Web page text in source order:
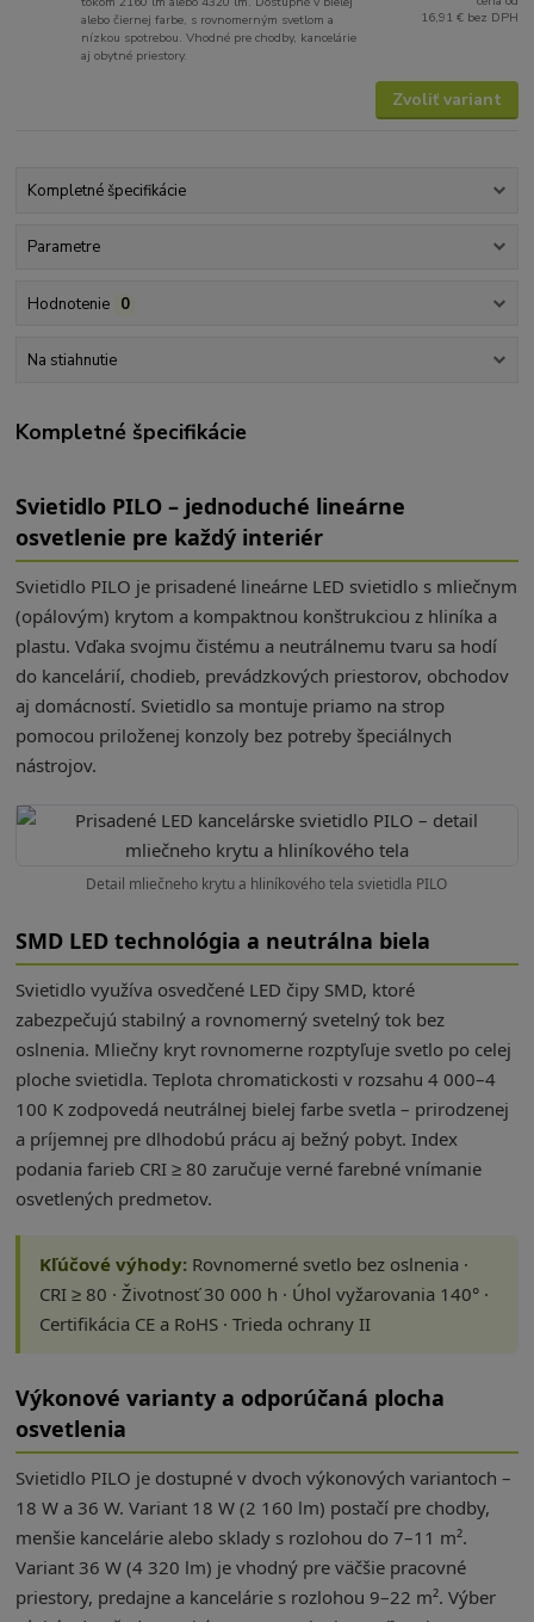
alebo čiernej farbe, s rovnomerným svetlom a
nízkou spotrebou. Vhodné pre chodby, kancelárie
aj obytné priestory.
16,91 € bez DPH
Zvoliť variant
Kompletné špecifikácie
Parametre
Hodnotenie 0
Na stiahnutie
Kompletné špecifikácie
Svietidlo PILO – jednoduché lineárne
osvetlenie pre každý interiér
Svietidlo PILO je prisadené lineárne LED svietidlo s mliečnym
(opálovým) krytom a kompaktnou konštrukciou z hliníka a
plastu. Vďaka svojmu čistému a neutrálnemu tvaru sa hodí
do kancelárií, chodieb, prevádzkových priestorov, obchodov
aj domácností. Svietidlo sa montuje priamo na strop
pomocou priloženej konzoly bez potreby špeciálnych
nástrojov.
Detail mliečneho krytu a hliníkového tela svietidla PILO
SMD LED technológia a neutrálna biela
Svietidlo využíva osvedčené LED čipy SMD, ktoré
zabezpečujú stabilný a rovnomerný svetelný tok bez
oslnenia. Mliečny kryt rovnomerne rozptyľuje svetlo po celej
ploche svietidla. Teplota chromatickosti v rozsahu 4 000–4
100 K zodpovedá neutrálnej bielej farbe svetla – prirodzenej
a príjemnej pre dlhodobú prácu aj bežný pobyt. Index
podania farieb CRI ≥ 80 zaručuje verné farebné vnímanie
osvetlených predmetov.
Kľúčové výhody: Rovnomerné svetlo bez oslnenia ·
CRI ≥ 80 · Životnosť 30 000 h · Úhol vyžarovania 140° ·
Certifikácia CE a RoHS · Trieda ochrany II
Výkonové varianty a odporúčaná plocha
osvetlenia
Svietidlo PILO je dostupné v dvoch výkonových variantoch –
18 W a 36 W. Variant 18 W (2 160 lm) postačí pre chodby,
menšie kancelárie alebo sklady s rozlohou do 7–11 m².
Variant 36 W (4 320 lm) je vhodný pre väčšie pracovné
priestory, predajne a kancelárie s rozlohou 9–22 m². Výber